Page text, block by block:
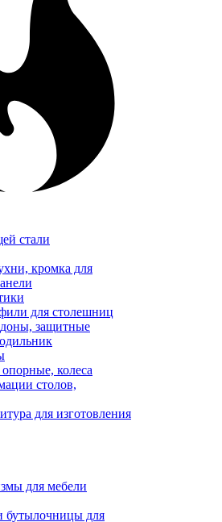
стали
кромка для
для столешниц
защитные
колеса
столов,
для изготовления
для мебели
бутылочницы для